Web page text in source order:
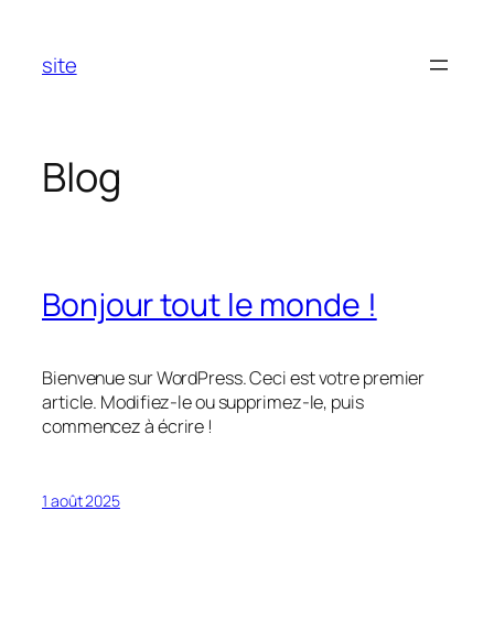
contenu
site
Blog
Bonjour tout le monde !
Bienvenue sur WordPress. Ceci est votre premier
article. Modifiez-le ou supprimez-le, puis
commencez à écrire !
1 août 2025